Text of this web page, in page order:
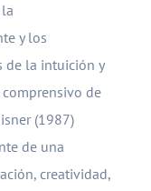
y los
de la intuición y
de
(1987)
de una
creatividad,